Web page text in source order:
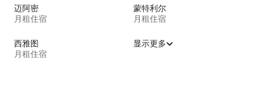
迈阿密
月租住宿
蒙特利尔
月租住宿
西雅图
月租住宿
显示更多